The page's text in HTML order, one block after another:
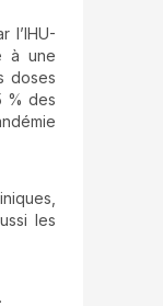
l’IHU-
à une
doses
% des
les